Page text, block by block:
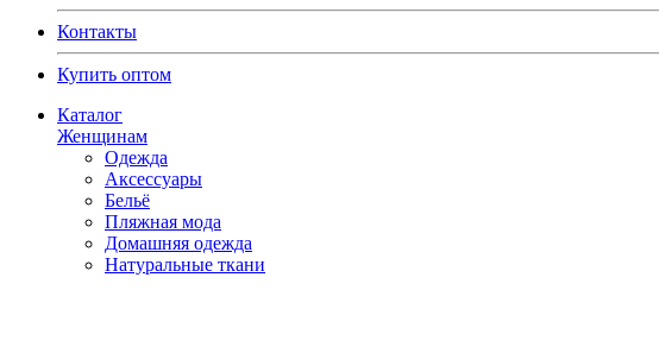
Контакты
Купить оптом
Каталог
Женщинам
Одежда
Аксессуары
Бельё
Пляжная мода
Домашняя одежда
Натуральные ткани